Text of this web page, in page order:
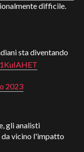
difficile.
sta diventando
2023
gli analisti
da vicino l'impatto